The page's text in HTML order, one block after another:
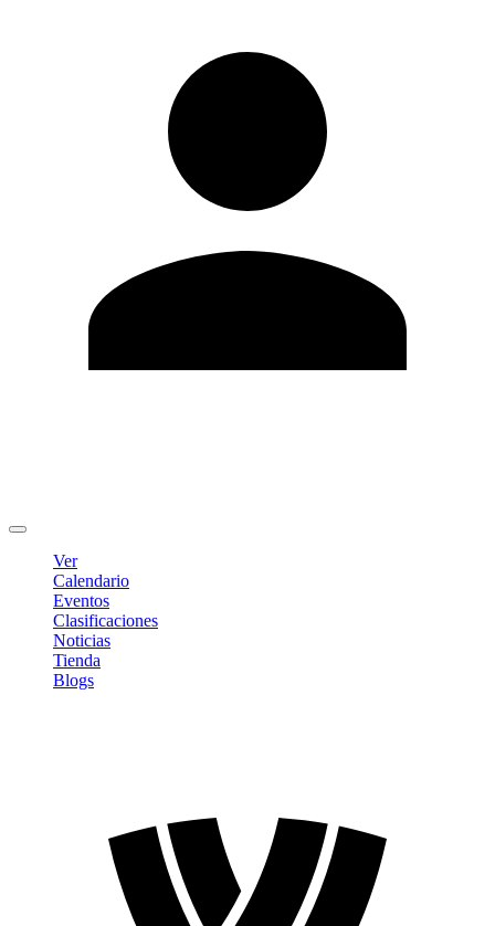
Ver
Calendario
Eventos
Clasificaciones
Noticias
Tienda
Blogs